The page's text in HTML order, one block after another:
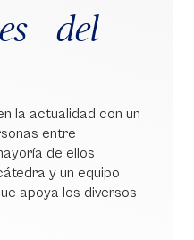
del
la actualidad con un
entre
de ellos
y un equipo
apoya los diversos